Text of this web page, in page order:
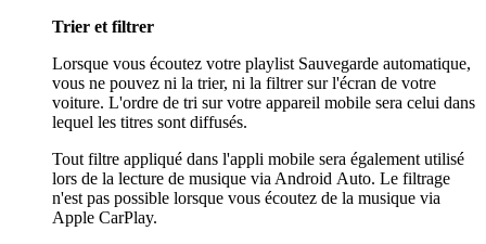
Trier et filtrer
Lorsque vous écoutez votre playlist Sauvegarde automatique,
vous ne pouvez ni la trier, ni la filtrer sur l'écran de votre
voiture. L'ordre de tri sur votre appareil mobile sera celui dans
lequel les titres sont diffusés.
Tout filtre appliqué dans l'appli mobile sera également utilisé
lors de la lecture de musique via Android Auto. Le filtrage
n'est pas possible lorsque vous écoutez de la musique via
Apple CarPlay.